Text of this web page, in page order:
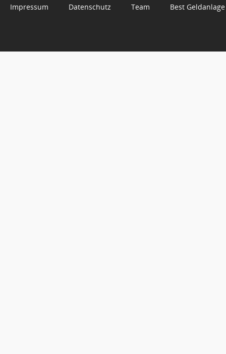
Impressum Datenschutz Team Best Geldanlage